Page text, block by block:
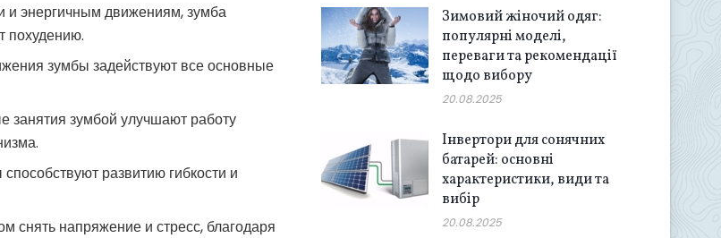
и энергичным движениям, зумба
похудению.
зумбы задействуют все основные
занятия зумбой улучшают работу
развитию гибкости и
снять напряжение и стресс, благодаря
Зимовий жіночий одяг:
популярні моделі,
переваги та рекомендації
щодо вибору
20.08.2025
Інвертори для сонячних
батарей: основні
характеристики, види та
вибір
20.08.2025